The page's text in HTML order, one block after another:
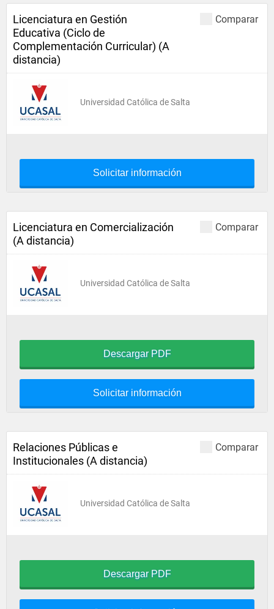
Comparar
Licenciatura en Gestión
Educativa (Ciclo de
Complementación Curricular) (A
distancia)
Universidad Católica de Salta
Solicitar información
Comparar
Licenciatura en Comercialización
(A distancia)
Universidad Católica de Salta
Descargar PDF
Solicitar información
Comparar
Relaciones Públicas e
Institucionales (A distancia)
Universidad Católica de Salta
Descargar PDF